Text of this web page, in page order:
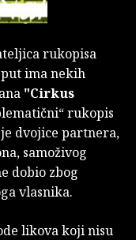
rukopisa
put ima nekih
"Cirkus
rukopis
dvojice partnera,
samoživog
dobio zbog
vlasnika.
likova koji nisu